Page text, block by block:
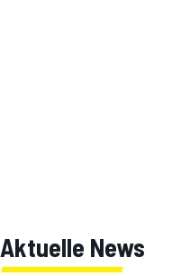
Aktuelle News